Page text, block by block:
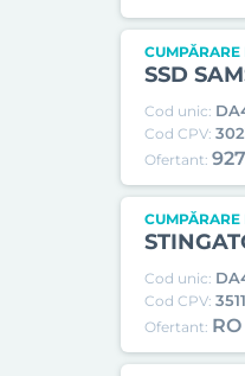
CUMPĂRARE
SSD
Cod unic:
Cod CPV:
Ofertant:
CUMPĂRARE
Cod unic:
Cod CPV:
Ofertant: